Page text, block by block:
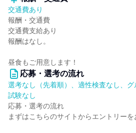
交通費あり
報酬・交通費
交通費支給あり
報酬はなし。
昼食もご用意します！
応募・選考の流れ
選考なし（先着順）、適性検査なし、
試験なし
応募・選考の流れ
まずはこちらのサイトからエントリーを